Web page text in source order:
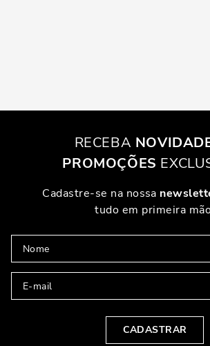
RECEBA
PROMOÇÕES
Cadastre-se na nossa
tudo em primeira
CADASTRAR